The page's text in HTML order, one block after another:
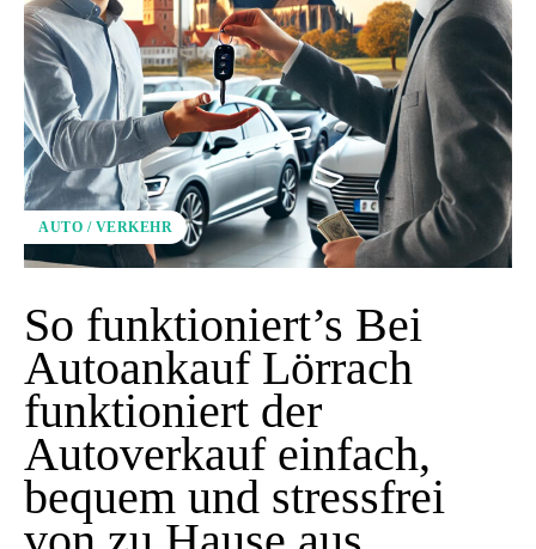
AUTO / VERKEHR
So funktioniert’s Bei
Autoankauf Lörrach
funktioniert der
Autoverkauf einfach,
bequem und stressfrei